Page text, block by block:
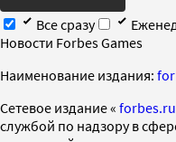
Все сразу
Новости Forbes Games
Наименование издания:
Cетевое издание « forbes.ru
службой по надзору в